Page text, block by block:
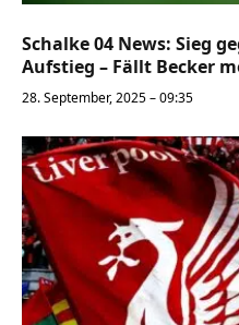
Schalke 04 News: Sieg
Aufstieg – Fällt Becker
28. September, 2025 – 09:35